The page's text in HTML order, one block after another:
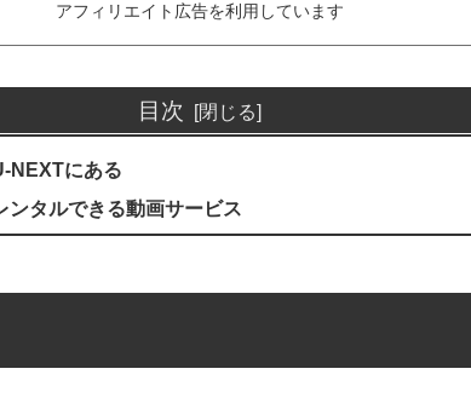
アフィリエイト広告を利用しています
目次
NEXTにある
ンタルできる動画サービス